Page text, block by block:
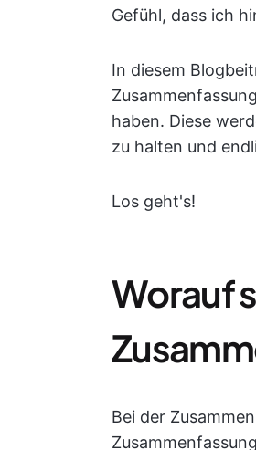
Gefühl, dass ich
In diesem
haben. Diese
zu halten und
Los geht's!
Worauf
Bei der